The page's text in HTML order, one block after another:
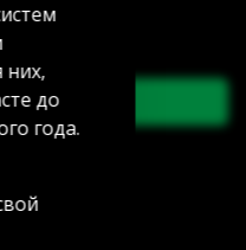
них,
до
года.